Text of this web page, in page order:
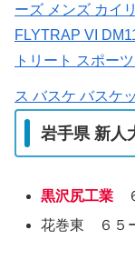
ーズ メンズ カイ
FLYTRAP VI
トリート スポー
ス バスケ バスケ
岩手県 新人
黒沢尻工業
花巻東 ６